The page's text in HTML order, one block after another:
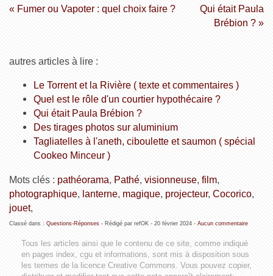
« Fumer ou Vapoter : quel choix faire ?
Qui était Paula
Brébion ? »
autres articles à lire :
Le Torrent et la Rivière ( texte et commentaires )
Quel est le rôle d'un courtier hypothécaire ?
Qui était Paula Brébion ?
Des tirages photos sur aluminium
Tagliatelles à l'aneth, ciboulette et saumon ( spécial
Cookeo Minceur )
Mots clés : pathéorama, Pathé, visionneuse, film,
photographique, lanterne, magique, projecteur, Cocorico,
jouet,
Classé dans : Questions-Réponses- Rédigé par refOK - 20 février 2024- Aucun commentaire
Tous les articles ainsi que le contenu de ce site, comme indiqué
en pages index, cgu et informations, sont mis à disposition sous
les termes de la licence Creative Commons . Vous pouvez copier,